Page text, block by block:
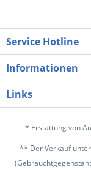
Service Hotline
Informationen
Links
* Erstattung von
** Der Verkauf